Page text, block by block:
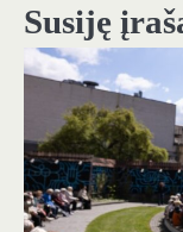
Susiję